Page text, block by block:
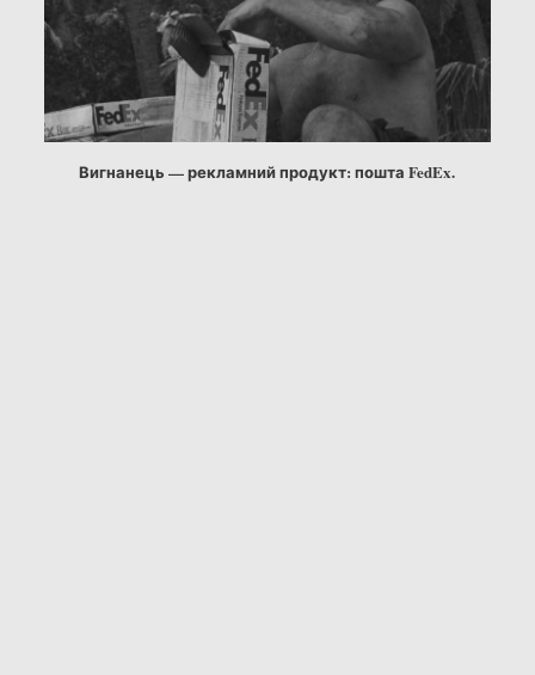
Вигнанець — рекламний продукт: пошта FedEx.